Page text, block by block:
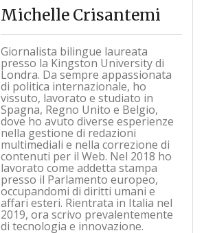
Michelle Crisantemi
Giornalista bilingue laureata
presso la Kingston University di
Londra. Da sempre appassionata
di politica internazionale, ho
vissuto, lavorato e studiato in
Spagna, Regno Unito e Belgio,
dove ho avuto diverse esperienze
nella gestione di redazioni
multimediali e nella correzione di
contenuti per il Web. Nel 2018 ho
lavorato come addetta stampa
presso il Parlamento europeo,
occupandomi di diritti umani e
affari esteri. Rientrata in Italia nel
2019, ora scrivo prevalentemente
di tecnologia e innovazione.